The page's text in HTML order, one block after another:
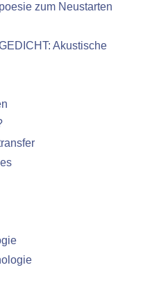
zum Neustarten
Akustische